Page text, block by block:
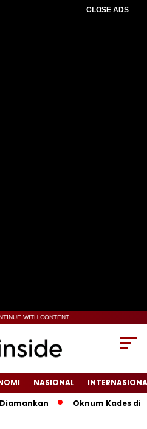
CLOSE ADS
WITH CONTENT
NASIONAL
Oknum Kades di